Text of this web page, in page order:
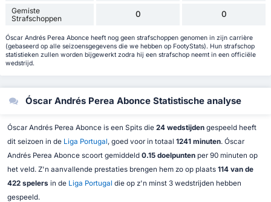
Gemiste
Strafschoppen
0 0
Óscar Andrés Perea Abonce heeft nog geen strafschoppen genomen in zijn carrière
(gebaseerd op alle seizoensgegevens die we hebben op FootyStats). Hun strafschop
statistieken zullen worden bijgewerkt zodra hij een strafschop neemt in een officiële
wedstrijd.
Óscar Andrés Perea Abonce Statistische analyse
Óscar Andrés Perea Abonce is een Spits die 24 wedstijdengespeeld heeft
dit seizoen in de Liga Portugal, goed voor in totaal 1241 minuten. Óscar
Andrés Perea Abonce scoort gemiddeld 0.15 doelpuntenper 90 minuten op
het veld. Z'n aanvallende prestaties brengen hem zo op plaats 114 van de
422 spelers in de Liga Portugal die op z'n minst 3 wedstrijden hebben
gespeeld.